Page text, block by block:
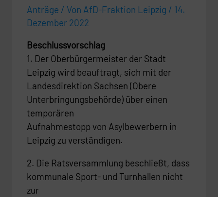
Anträge / Von AfD-Fraktion Leipzig / 14.
Dezember 2022
Beschlussvorschlag
1. Der Oberbürgermeister der Stadt
Leipzig wird beauftragt, sich mit der
Landesdirektion Sachsen (Obere
Unterbringungsbehörde) über einen
temporären
Aufnahmestopp von Asylbewerbern in
Leipzig zu verständigen.
2. Die Ratsversammlung beschließt, dass
kommunale Sport- und Turnhallen nicht
zur